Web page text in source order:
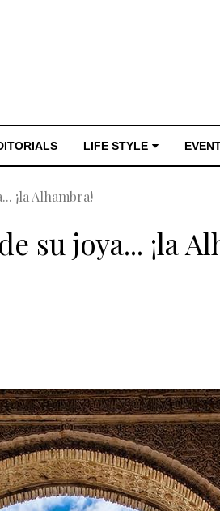
LIFE STYLE
¡la Alhambra!
su joya... ¡la